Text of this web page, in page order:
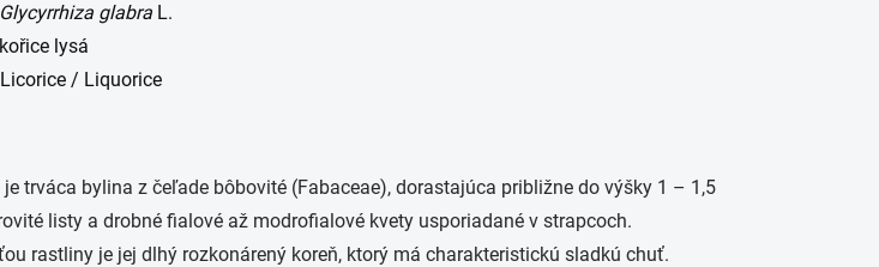
Glycyrrhiza glabra L.
lysá
Licorice / Liquorice
trváca bylina z čeľade bôbovité (Fabaceae), dorastajúca približne do výšky 1 – 1,5
listy a drobné fialové až modrofialové kvety usporiadané v strapcoch.
rastliny je jej dlhý rozkonárený koreň, ktorý má charakteristickú sladkú chuť.